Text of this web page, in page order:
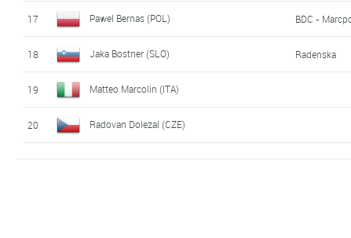
17 Pawel Bernas (POL) BDC -
18 Jaka Bostner (SLO) Radenska
19 Matteo Marcolin (ITA)
20 Radovan Dolezal (CZE)